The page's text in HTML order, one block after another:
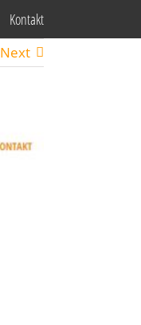
Kontakt
Next